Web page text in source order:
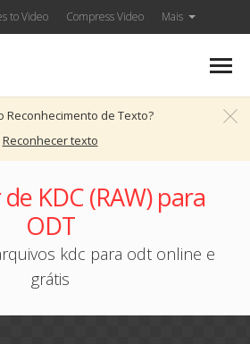
to Video Compress Video Mais
Reconhecimento de Texto?
Reconhecer texto
KDC (RAW) para
ODT
kdc para odt online e
grátis